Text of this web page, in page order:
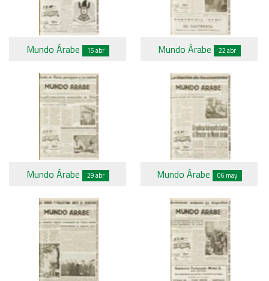
Mundo Árabe 15 abr Mundo Árabe 22 abr
Mundo Árabe 29 abr Mundo Árabe 06 may